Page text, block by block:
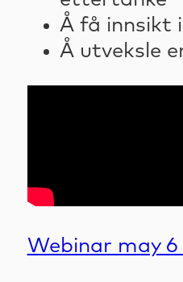
Å få innsikt
Å utveksle
Webinar may 6